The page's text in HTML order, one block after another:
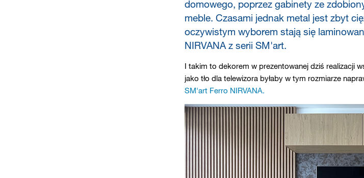
domowego, poprzez gabinety ze
meble. Czasami jednak metal jest zbyt
oczywistym wyborem stają się
NIRVANA z serii SM'art.
I takim to dekorem w prezentowanej dziś realizacji
jako tło dla telewizora byłaby w tym rozmiarze
SM'art Ferro NIRVANA.